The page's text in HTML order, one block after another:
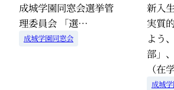
成城学園同窓会選挙管
理委員会 「選…
成城学園同窓会
新入
実質
よう
部」
（在
成城